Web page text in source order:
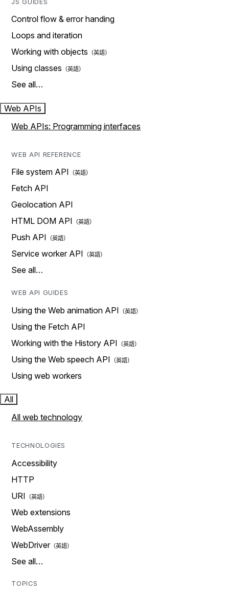
JS GUIDES
Control flow & error handing
Loops and iteration
Working with objects
Using classes
See all…
Web APIs
Web APIs: Programming interfaces
WEB API REFERENCE
File system API
Fetch API
Geolocation API
HTML DOM API
Push API
Service worker API
See all…
WEB API GUIDES
Using the Web animation API
Using the Fetch API
Working with the History API
Using the Web speech API
Using web workers
All
All web technology
TECHNOLOGIES
Accessibility
HTTP
URI
Web extensions
WebAssembly
WebDriver
See all…
TOPICS